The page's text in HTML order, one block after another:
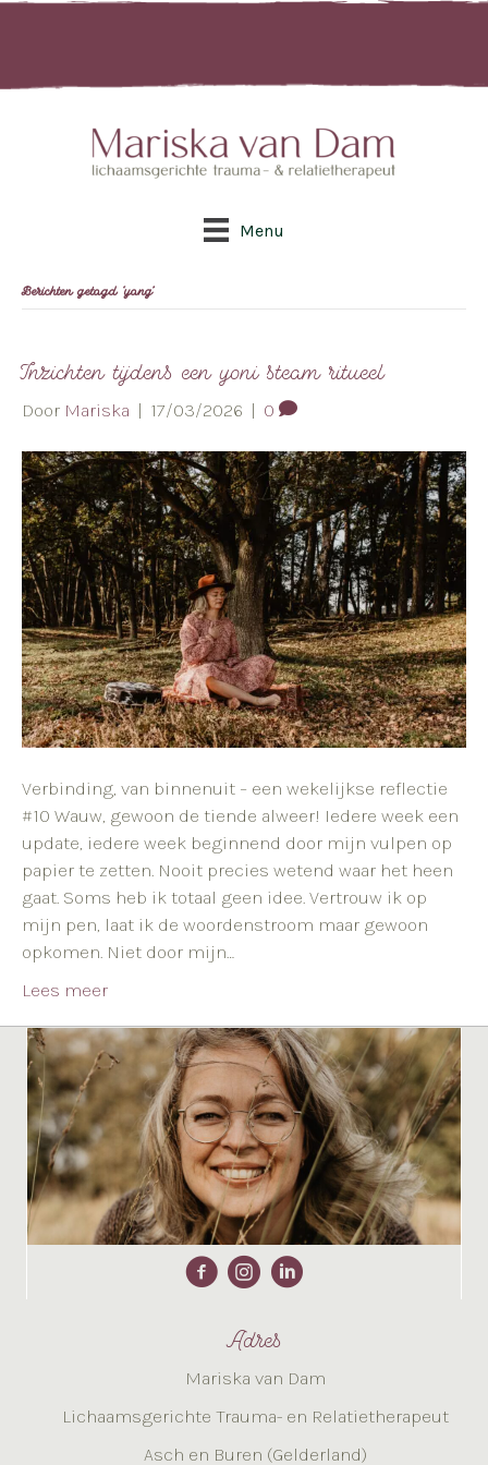
Menu
Berichten getagd ‘yang’
Inzichten tijdens een yoni steam ritueel
Door Mariska | 17/03/2026 | 0
Verbinding, van binnenuit – een wekelijkse reflectie
#10 Wauw, gewoon de tiende alweer! Iedere week een
update, iedere week beginnend door mijn vulpen op
papier te zetten. Nooit precies wetend waar het heen
gaat. Soms heb ik totaal geen idee. Vertrouw ik op
mijn pen, laat ik de woordenstroom maar gewoon
opkomen. Niet door mijn…
Lees meer
Adres
Mariska van Dam
Lichaamsgerichte Trauma- en Relatietherapeut
Asch en Buren (Gelderland)